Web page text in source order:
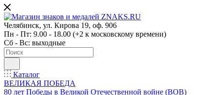
Челябинск, ул. Кирова 19, оф. 906
Пн - Пт: 9.00 - 18.00 (+2 к московскому времени)
Сб - Вс: выходные
Каталог
ВЕЛИКАЯ ПОБЕДА
80 лет Победы в Великой Отечественной войне (ВОВ)